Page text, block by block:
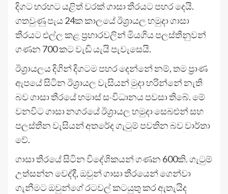
දිගට හරහට යළිත් වරක් ගාසා තීරයට පහර දෙයි.
ගතවුණු පැය 24ක කාලයේ ඊශ්‍රායල හමුදා ගාසා
තීරයට එල්ල කළ ප්‍රහාරවලින් මියගිය පලස්තීනුවන්
ගණන 700 කට වැඩි යැයි පැවැසෙයි.
ඊශ්‍රායලය දිගින් දිගටම පහර දෙන්නේ නම්, තම ප්‍රාණ
ඇපයේ සිටින ඊශ්‍රායල වැසියන් මුදා හරින්නේ නැති
බව ගාසා තීරයේ හමාස් සංවිධානය පවසා තිබේ. මේ
වනවිට ගාසා නගරයේ ඊශ්‍රායල හමුදා සෙබළුන් සහ
පලස්තීන වැසියන් අතරේද ගැටුම් පවතින බව වාර්තා
වේ.
ගාසා තීරයේ සිටින විදේශිකයන් ගණන 600කි. ගැටුම්
උත්සන්න වෙද්දී, ඔවුන් ගාසා තීරයෙන් ගෙන්වා
ගැනීමට ඔවුන්ගේ රටවල් කටයුතු කර ඇතැයිද